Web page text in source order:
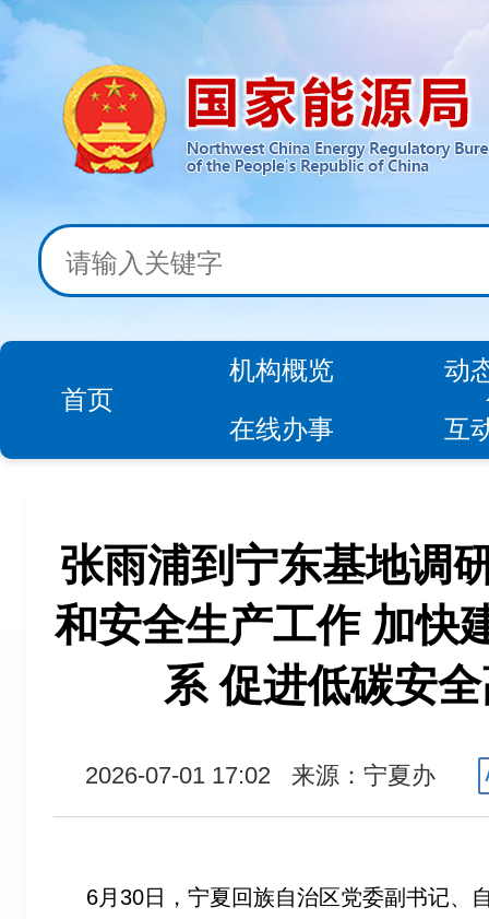
首页
机构概览
动
在线办事
互
张雨浦到宁东基地调
和安全生产工作 加快
系 促进低碳安
2026-07-01 17:02 来源：宁夏办
6月30日，宁夏回族自治区党委副书记、